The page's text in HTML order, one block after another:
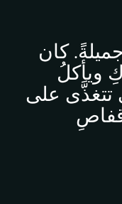
كان
ويأكلُ
تتغذَّى على